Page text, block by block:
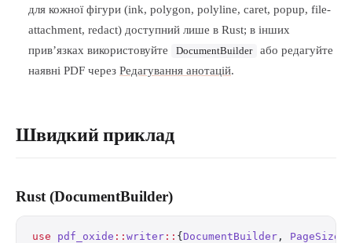
для кожної фігури (ink, polygon, polyline, caret, popup, file-
attachment, redact) доступний лише в Rust; в інших
прив’язках використовуйте
DocumentBuilder
або редагуйте
наявні PDF через Редагування анотацій.
Швидкий приклад
Rust (DocumentBuilder)
use pdf_oxide :: writer :: { DocumentBuilder , PageSize